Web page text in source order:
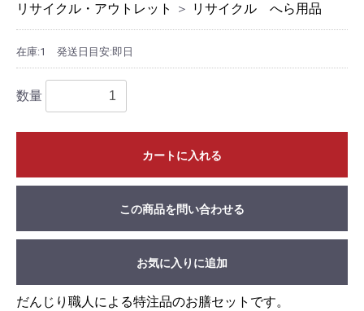
リサイクル・アウトレット
＞ リサイクル へら用品
在庫:1 発送日目安:即日
数量
カートに入れる
この商品を問い合わせる
お気に入りに追加
だんじり職人による特注品のお膳セットです。